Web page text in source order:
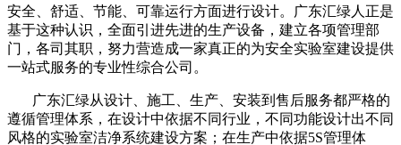
安全、舒适、节能、可靠运行方面进行设计。广东汇绿人正是
基于这种认识，全面引进先进的生产设备，建立各项管理部
门，各司其职，努力营造成一家真正的为安全实验室建设提供
一站式服务的专业性综合公司。
广东汇绿从设计、施工、生产、安装到售后服务都严格的
遵循管理体系，在设计中依据不同行业，不同功能设计出不同
风格的实验室洁净系统建设方案；在生产中依据5S管理体